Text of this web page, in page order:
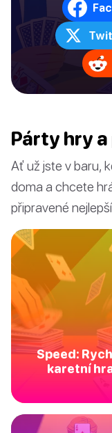
Párty hry
Ať už jste v baru,
doma a chcete
připravené
Speed:
karetní